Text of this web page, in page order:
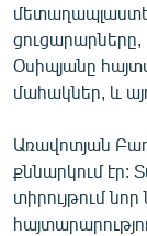
Օսիպյանը
մահակներ, և
Առավոտյան
քննարկում էր:
տիրույթում